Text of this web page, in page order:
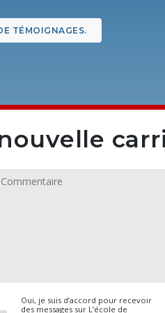
avec des gens comme ça :
la voie à choisir.
TÉMOIGNAGES.
Oui, je suis d’accord pour recevoir
des messages sur L’école de